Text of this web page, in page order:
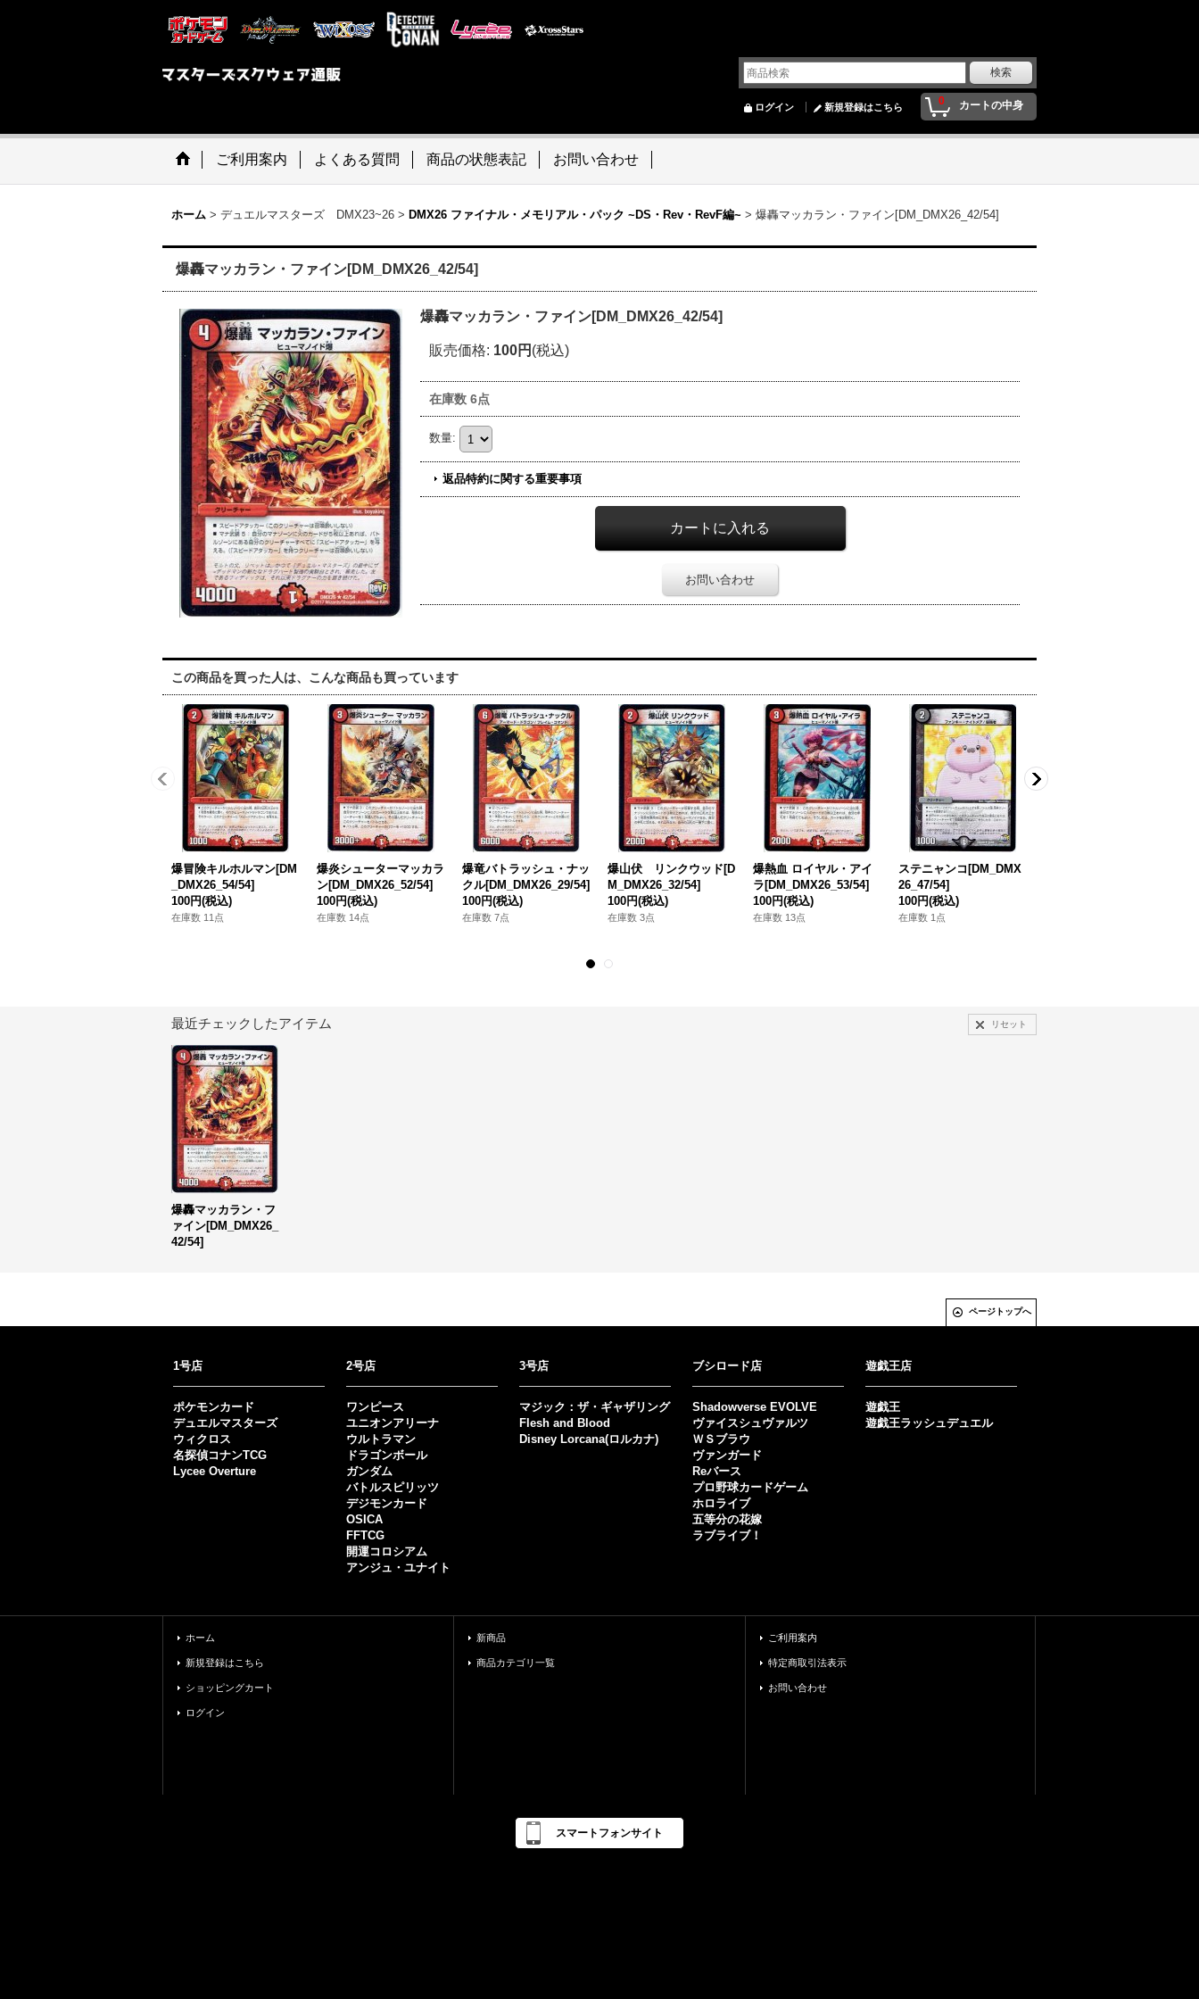
0 カートの中身
ログイン 新規登録はこちら
ご利用案内 よくある質問 商品の状態表記 お問い合わせ
ホーム > デュエルマスターズ DMX23~26 > DMX26 ファイナル・メモリアル・パック ~DS・Rev・RevF編~ > 爆轟マッカラン・ファイン[DM_DMX26_42/54]
爆轟マッカラン・ファイン[DM_DMX26_42/54]
爆轟マッカラン・ファイン[DM_DMX26_42/54]
販売価格: 100円 (税込)
在庫数 6点
数量:
返品特約に関する重要事項
お問い合わせ
この商品を買った人は、こんな商品も買っています
爆冒険キルホルマン[DM
_DMX26_54/54]
100円(税込)
在庫数 11点
爆炎シューターマッカラ
ン[DM_DMX26_52/54]
100円(税込)
在庫数 14点
爆竜バトラッシュ・ナッ
クル[DM_DMX26_29/54]
100円(税込)
在庫数 7点
爆山伏 リンクウッド[D
M_DMX26_32/54]
100円(税込)
在庫数 3点
爆熱血 ロイヤル・アイ
ラ[DM_DMX26_53/54]
100円(税込)
在庫数 13点
ステニャンコ[DM_DMX
26_47/54]
100円(税込)
在庫数 1点
最近チェックしたアイテム リセット
爆轟マッカラン・フ
ァイン[DM_DMX26_
42/54]
ページトップへ
1号店
ポケモンカード
デュエルマスターズ
ウィクロス
名探偵コナンTCG
Lycee Overture
2号店
ワンピース
ユニオンアリーナ
ウルトラマン
ドラゴンボール
ガンダム
バトルスピリッツ
デジモンカード
OSICA
FFTCG
開運コロシアム
アンジュ・ユナイト
3号店
マジック：ザ・ギャザリング
Flesh and Blood
Disney Lorcana(ロルカナ)
ブシロード店
Shadowverse EVOLVE
ヴァイスシュヴァルツ
ＷＳブラウ
ヴァンガード
Reバース
プロ野球カードゲーム
ホロライブ
五等分の花嫁
ラブライブ！
遊戯王店
遊戯王
遊戯王ラッシュデュエル
ホーム
新規登録はこちら
ショッピングカート
ログイン
新商品
商品カテゴリ一覧
ご利用案内
特定商取引法表示
お問い合わせ
スマートフォンサイト